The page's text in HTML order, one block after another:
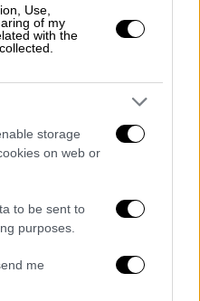
Use,
of my
with the
storage
on web or
to be sent to
purposes.
me